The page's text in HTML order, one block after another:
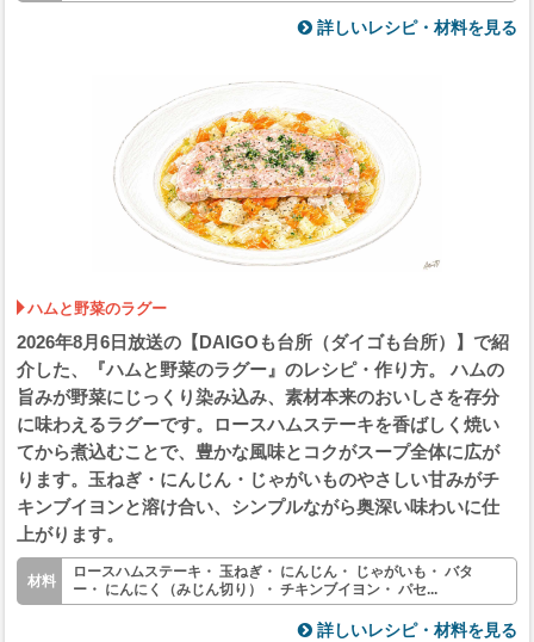
詳しいレシピ・材料を見る
ハムと野菜のラグー
2026年8月6日放送の【DAIGOも台所（ダイゴも台所）】で紹
介した、『ハムと野菜のラグー』のレシピ・作り方。 ハムの
旨みが野菜にじっくり染み込み、素材本来のおいしさを存分
に味わえるラグーです。ロースハムステーキを香ばしく焼い
てから煮込むことで、豊かな風味とコクがスープ全体に広が
ります。玉ねぎ・にんじん・じゃがいものやさしい甘みがチ
キンブイヨンと溶け合い、シンプルながら奥深い味わいに仕
上がります。
ロースハムステーキ・ 玉ねぎ・ にんじん・ じゃがいも・ バタ
ー・ にんにく（みじん切り）・ チキンブイヨン・ パセ...
詳しいレシピ・材料を見る